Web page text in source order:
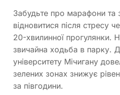
Забудьте про марафони та
відновитися після стресу
20-хвилинної прогулянки.
звичайна ходьба в парку.
університету Мічигану
зелених зонах знижує
за півгодини.